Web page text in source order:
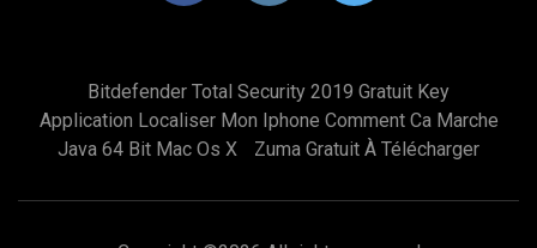
Bitdefender Total Security 2019 Gratuit Key
Application Localiser Mon Iphone Comment Ca Marche
Java 64 Bit Mac Os X
Zuma Gratuit À Télécharger